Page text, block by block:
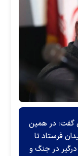
گفت: در همین
فرستاد تا
درگیر در جنگ و